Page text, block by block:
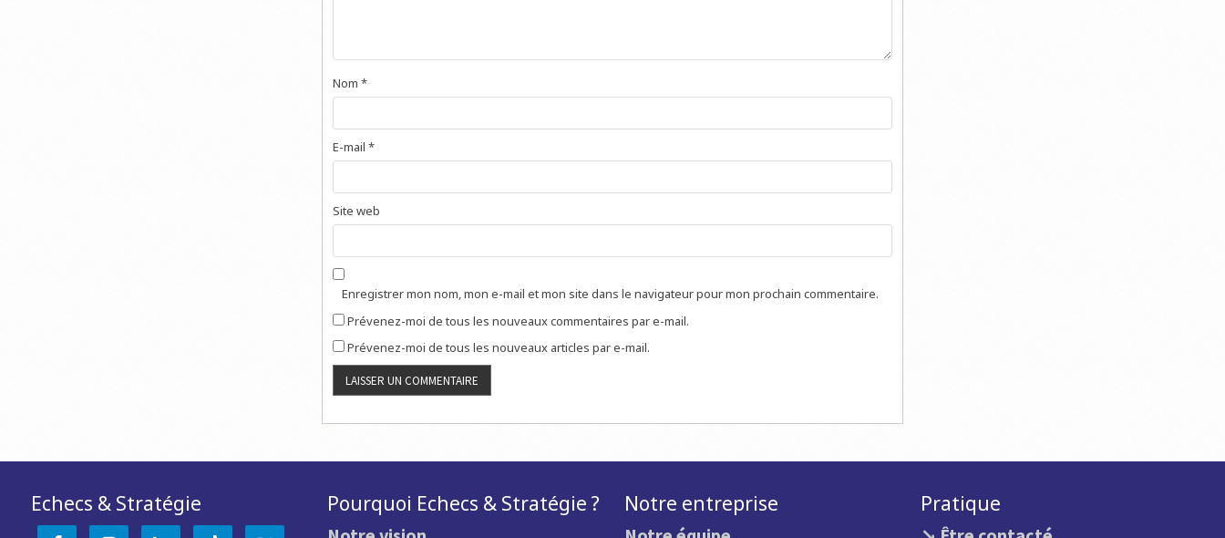
Nom *
E-mail *
Site web
Enregistrer mon nom, mon e-mail et mon site dans le navigateur pour mon prochain commentaire.
Prévenez-moi de tous les nouveaux commentaires par e-mail.
Prévenez-moi de tous les nouveaux articles par e-mail.
Echecs & Stratégie Pourquoi Echecs & Stratégie ? Notre entreprise Pratique